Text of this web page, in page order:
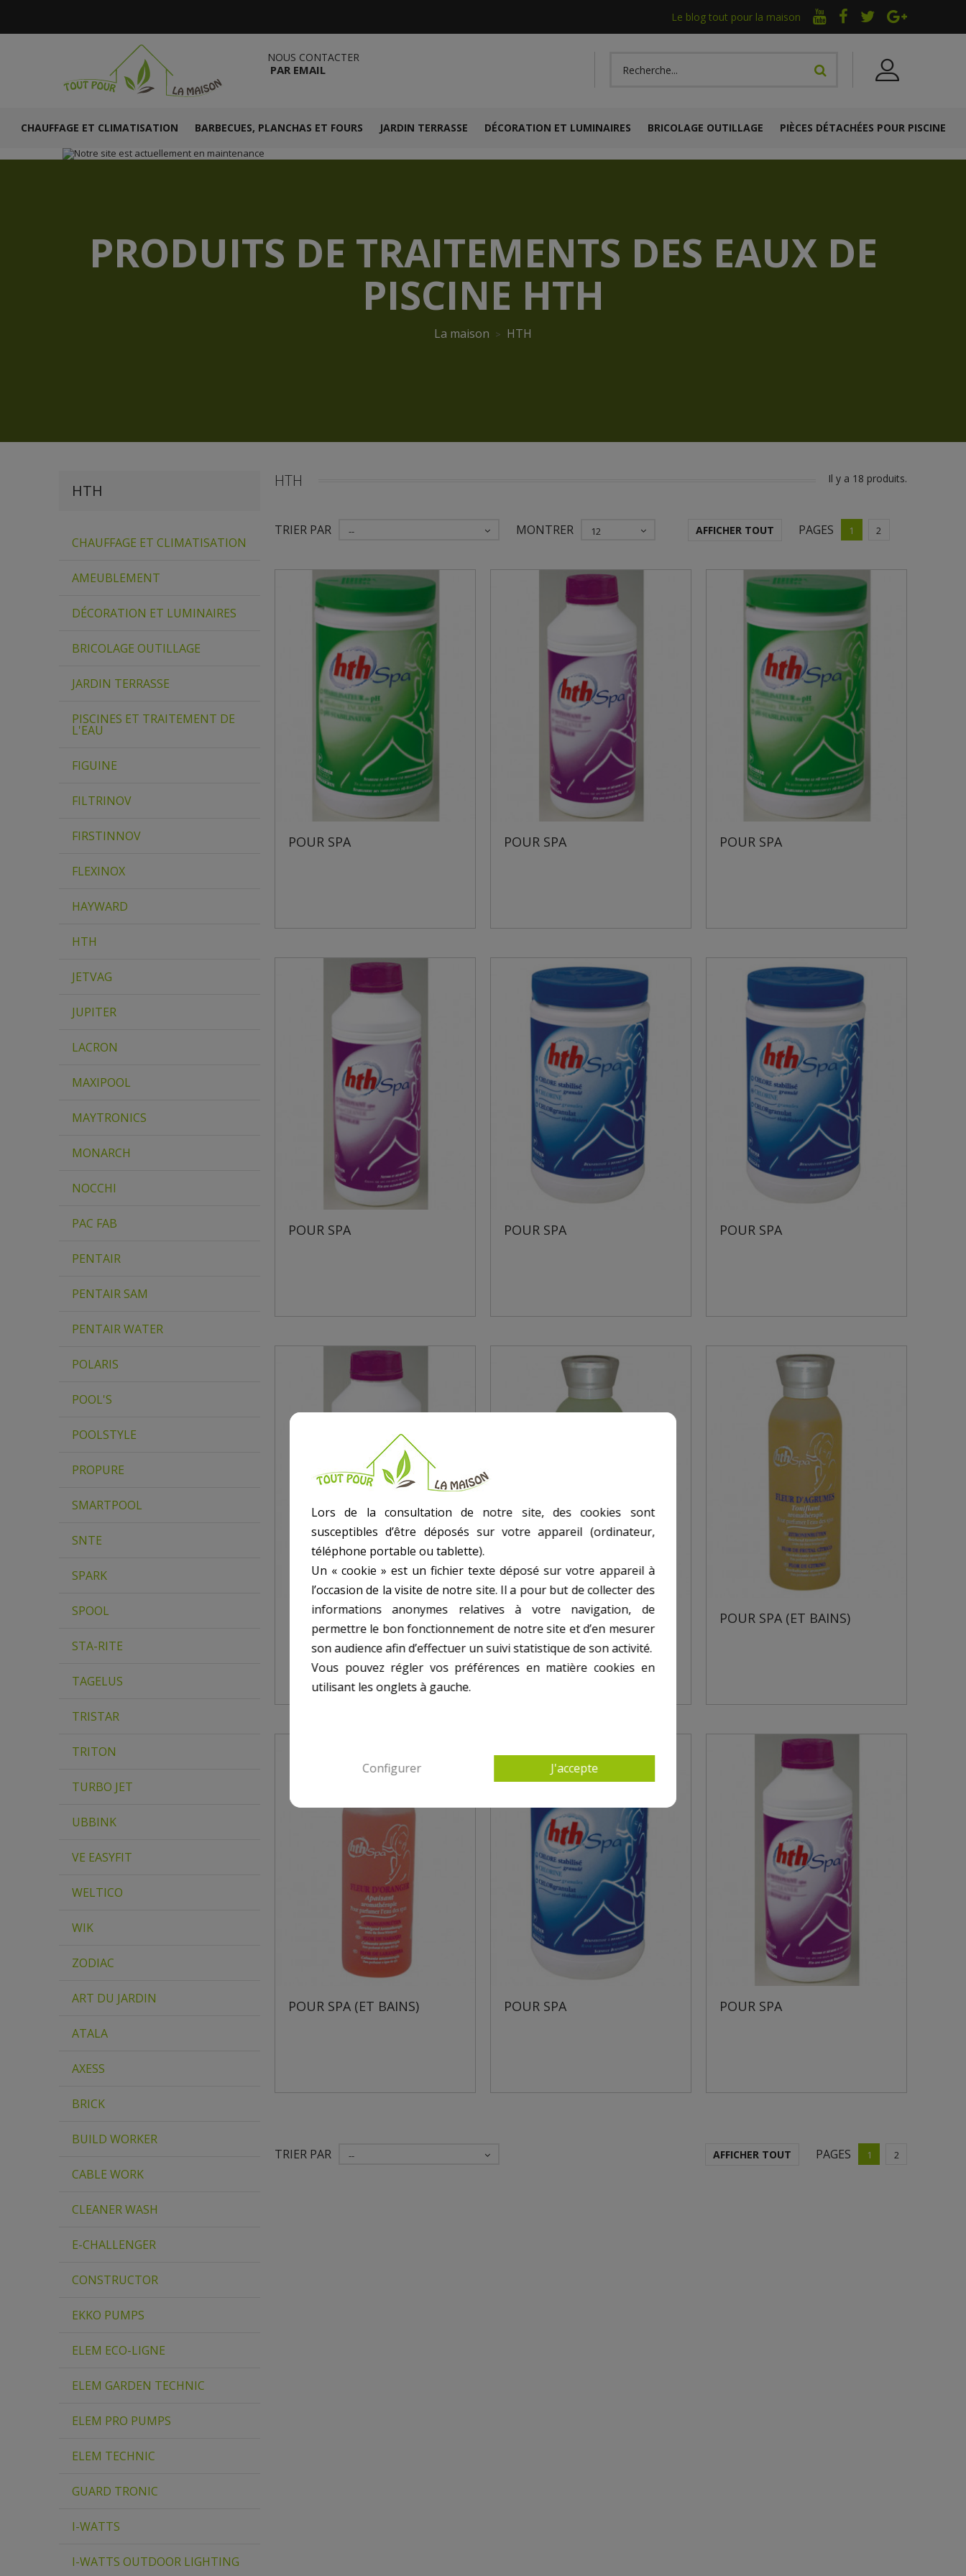
Le blog tout pour la maison
NOUS CONTACTER
PAR EMAIL
CHAUFFAGE ET CLIMATISATION BARBECUES, PLANCHAS ET FOURS JARDIN TERRASSE DÉCORATION ET LUMINAIRES BRICOLAGE OUTILLAGE PIÈCES DÉTACHÉES POUR PISCINE
PRODUITS DE TRAITEMENTS DES EAUX DE
PISCINE HTH
La maison HTH
HTH
CHAUFFAGE ET CLIMATISATION
AMEUBLEMENT
DÉCORATION ET LUMINAIRES
BRICOLAGE OUTILLAGE
JARDIN TERRASSE
PISCINES ET TRAITEMENT DE
L'EAU
FIGUINE
FILTRINOV
FIRSTINNOV
FLEXINOX
HAYWARD
HTH
JETVAG
JUPITER
LACRON
MAXIPOOL
MAYTRONICS
MONARCH
NOCCHI
PAC FAB
PENTAIR
PENTAIR SAM
PENTAIR WATER
POLARIS
POOL'S
POOLSTYLE
PROPURE
SMARTPOOL
SNTE
SPARK
SPOOL
STA-RITE
TAGELUS
TRISTAR
TRITON
TURBO JET
UBBINK
VE EASYFIT
WELTICO
WIK
ZODIAC
ART DU JARDIN
ATALA
AXESS
BRICK
BUILD WORKER
CABLE WORK
CLEANER WASH
E-CHALLENGER
CONSTRUCTOR
EKKO PUMPS
ELEM ECO-LIGNE
ELEM GARDEN TECHNIC
ELEM PRO PUMPS
ELEM TECHNIC
GUARD TRONIC
I-WATTS
I-WATTS OUTDOOR LIGHTING
HTH Il y a 18 produits.
TRIER PAR -- MONTRER 12 AFFICHER TOUT PAGES 1 2
POUR SPA POUR SPA POUR SPA
POUR SPA POUR SPA POUR SPA
POUR SPA POUR SPA (ET BAINS) POUR SPA (ET BAINS)
POUR SPA (ET BAINS) POUR SPA POUR SPA
TRIER PAR -- AFFICHER TOUT PAGES 1 2
Lors de la consultation de notre site, des cookies sont
susceptibles d’être déposés sur votre appareil (ordinateur,
téléphone portable ou tablette).
Un « cookie » est un fichier texte déposé sur votre appareil à
l’occasion de la visite de notre site. Il a pour but de collecter des
informations anonymes relatives à votre navigation, de
permettre le bon fonctionnement de notre site et d’en mesurer
son audience afin d’effectuer un suivi statistique de son activité.
Vous pouvez régler vos préférences en matière cookies en
utilisant les onglets à gauche.
Configurer J'accepte